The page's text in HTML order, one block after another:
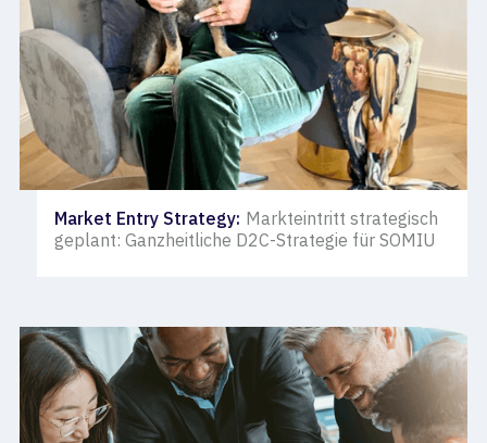
Market Entry Strategy: Markteintritt strategisch
geplant: Ganzheitliche D2C-Strategie für SOMIU